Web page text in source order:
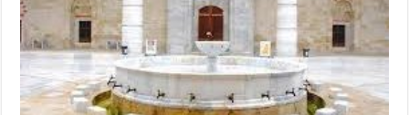
cabeça
no
wudhu